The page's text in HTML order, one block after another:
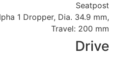
Seatpost
1 Dropper, Dia. 34.9 mm,
Travel: 200 mm
Drive